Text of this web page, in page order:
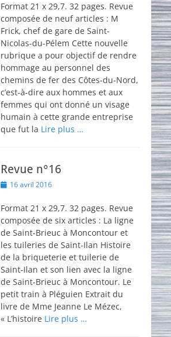
Format 21 x 29,7. 32 pages. Revue
composée de neuf articles : M
Frick, chef de gare de Saint-
Nicolas-du-Pélem Cette nouvelle
rubrique a pour objectif de rendre
hommage au personnel des
chemins de fer des Côtes-du-Nord,
c’est-à-dire aux hommes et aux
femmes qui ont donné un visage
humain à cette grande entreprise
que fut la Lire plus …
Revue n°16
Posted16 avril 2016
Format 21 x 29,7. 32 pages. Revue
composée de six articles : La ligne
de Saint-Brieuc à Moncontour et
les tuileries de Saint-Ilan Histoire
de la briqueterie et tuilerie de
Saint-Ilan et son lien avec la ligne
de Saint-Brieuc à Moncontour. Le
petit train à Pléguien Extrait du
livre de Mme Jeanne Le Mézec,
« L’histoire Lire plus …